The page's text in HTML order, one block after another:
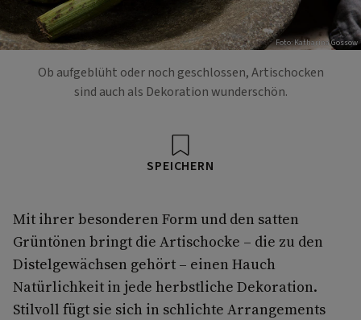
Foto: Katharina Gossow
Ob aufgeblüht oder noch geschlossen, Artischocken
sind auch als Dekoration wunderschön.
SPEICHERN
Mit ihrer besonderen Form und den satten
Grüntönen bringt die Artischocke – die zu den
Distelgewächsen gehört – einen Hauch
Natürlichkeit in jede herbstliche Dekoration.
Stilvoll fügt sie sich in schlichte Arrangements